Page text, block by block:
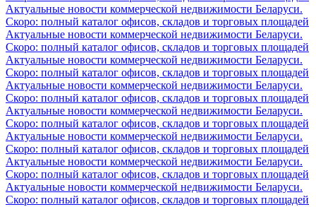
Актуальные новости коммерческой недвижимости Беларуси.
Скоро: полный каталог офисов, складов и торговых площадей
Актуальные новости коммерческой недвижимости Беларуси.
Скоро: полный каталог офисов, складов и торговых площадей
Актуальные новости коммерческой недвижимости Беларуси.
Скоро: полный каталог офисов, складов и торговых площадей
Актуальные новости коммерческой недвижимости Беларуси.
Скоро: полный каталог офисов, складов и торговых площадей
Актуальные новости коммерческой недвижимости Беларуси.
Скоро: полный каталог офисов, складов и торговых площадей
Актуальные новости коммерческой недвижимости Беларуси.
Скоро: полный каталог офисов, складов и торговых площадей
Актуальные новости коммерческой недвижимости Беларуси.
Скоро: полный каталог офисов, складов и торговых площадей
Актуальные новости коммерческой недвижимости Беларуси.
Скоро: полный каталог офисов, складов и торговых площадей